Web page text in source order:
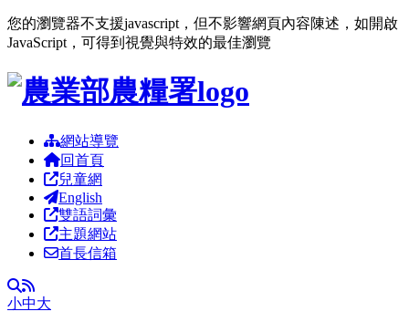
您的瀏覽器不支援javascript，但不影響網頁內容陳述，如開啟
JavaScript，可得到視覺與特效的最佳瀏覽
跳到主要內容區塊
網站導覽
回首頁
兒童網
English
雙語詞彙
主題網站
首長信箱
全文檢索
RSS
小中大